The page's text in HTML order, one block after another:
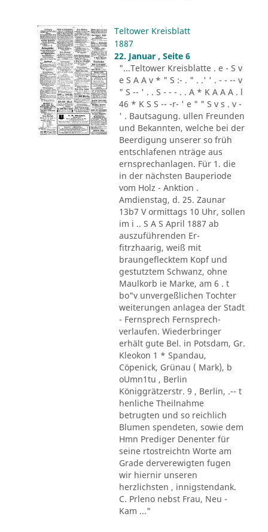
Teltower Kreisblatt
1887
22. Januar , Seite 6
"...Teltower Kreisblatte . e - S v
e S A A v * " S :- . " . .' ' . - - -- v
" S -- ' . . S - - - . . A * K A A A . l
46 * K S S -- -r- ' e " " S v s . v -
' . Bautsagung. ullen Freunden
und Bekannten, welche bei der
Beerdigung unserer so früh
entschlafenen nträge aus
ernsprechanlagen. Für 1. die
in der nächsten Bauperiode
vom Holz - Anktion .
Amdienstag, d. 25. Zaunar
13b7 V ormittags 10 Uhr, sollen
im i .. S A S April 1887 ab
auszuführenden Er-
fitrzhaarig, weiß mit
braungeflecktem Kopf und
gestutztem Schwanz, ohne
Maulkorb ie Marke, am 6 . t
bo"v unvergeßlichen Tochter
weiterungen anlagea der Stadt
- Fernsprech Fernsprech-
verlaufen. Wiederbringer
erhält gute Bel. in Potsdam, Gr.
Kleokon 1 * Spandau,
Cöpenick, Grünau ( Mark), b
oUmn1tu , Berlin
Königgrätzerstr. 9 , Berlin, .-- t
henliche Theilnahme
betrugten und so reichlich
Blumen spendeten, sowie dem
Hmn Prediger Denenter für
seine rtostreichtn Worte am
Grade derverewigten fugen
wir hiernir unseren
herzlichsten , innigstendank.
C. Prleno nebst Frau, Neu -
Kam ..."